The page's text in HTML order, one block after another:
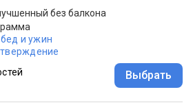
без балкона
и ужин
Выбрать